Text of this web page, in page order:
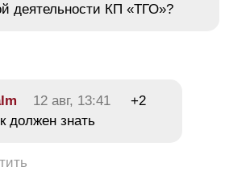
деятельности КП «ТГО»?
12 авг, 13:41
+2
должен знать